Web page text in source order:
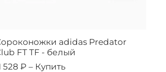
adidas Predator
FT TF - белый
528 ₽ – Купить